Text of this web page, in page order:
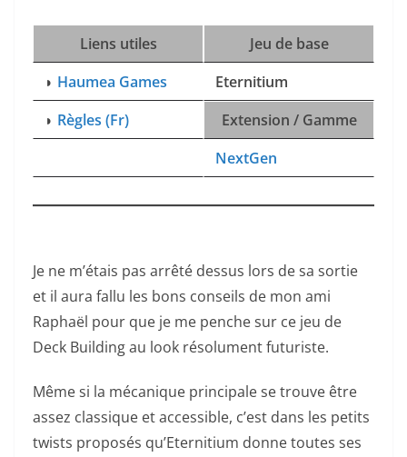
Liens utiles
Jeu de base
◗ Haumea Games
Eternitium
◗ Règles (Fr)
Extension / Gamme
NextGen
Je ne m’étais pas arrêté dessus lors de sa sortie
et il aura fallu les bons conseils de mon ami
Raphaël pour que je me penche sur ce jeu de
Deck Building au look résolument futuriste.
Même si la mécanique principale se trouve être
assez classique et accessible, c’est dans les petits
twists proposés qu’Eternitium donne toutes ses